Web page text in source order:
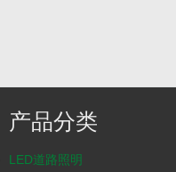
产品分类
LED道路照明